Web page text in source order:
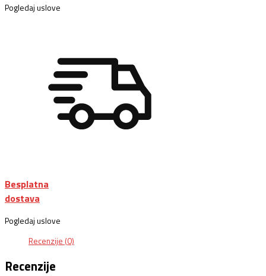
Pogledaj uslove
Besplatna
dostava
Pogledaj uslove
Recenzije (0)
Recenzije